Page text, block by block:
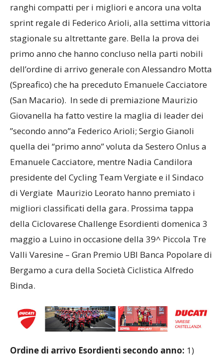
ranghi compatti per i migliori e ancora una volta
sprint regale di Federico Arioli, alla settima vittoria
stagionale su altrettante gare. Bella la prova dei
primo anno che hanno concluso nella parti nobili
dell’ordine di arrivo generale con Alessandro Motta
(Spreafico) che ha preceduto Emanuele Cacciatore
(San Macario). In sede di premiazione Maurizio
Giovanella ha fatto vestire la maglia di leader dei
”secondo anno”a Federico Arioli; Sergio Gianoli
quella dei “primo anno” voluta da Sestero Onlus a
Emanuele Cacciatore, mentre Nadia Candilora
presidente del Cycling Team Vergiate e il Sindaco
di Vergiate Maurizio Leorato hanno premiato i
migliori classificati della gara. Prossima tappa
della Ciclovarese Challenge Esordienti domenica 3
maggio a Luino in occasione della 39^ Piccola Tre
Valli Varesine – Gran Premio UBI Banca Popolare di
Bergamo a cura della Società Ciclistica Alfredo
Binda.
Ordine di arrivo Esordienti secondo anno: 1)